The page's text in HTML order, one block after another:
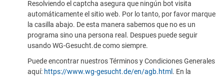
Resolviendo el captcha asegura que ningún bot visita
automáticamente el sitio web. Por lo tanto, por favor marque
la casilla abajo. De esta manera sabemos que no es un
programa sino una persona real. Despues puede seguir
usando WG-Gesucht.de como siempre.
Puede encontrar nuestros Términos y Condiciones Generales
aquí: https://www.wg-gesucht.de/en/agb.html . En la